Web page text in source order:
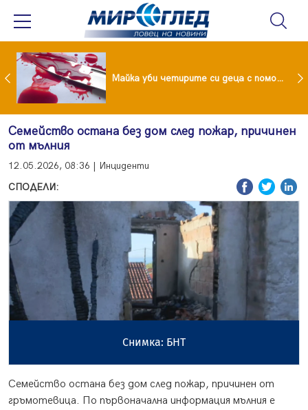
Проф.Кантарджиев: Пазете се от комарите и полово предаваните инфекции Майка уби четирите си деца с помощта на баба им, след което се самоуби
Семейство остана без дом след пожар, причинен
от мълния
12.05.2026, 08:36 | Инциденти
СПОДЕЛИ:
Снимка: БНТ
Семейство остана без дом след пожар, причинен от
гръмотевица. По първоначална информация мълния е